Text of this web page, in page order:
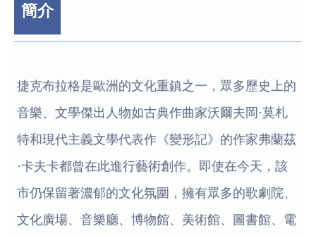
簡介
捷克布拉格是歐洲的文化重鎮之一，眾多歷史上的
音樂、文學傑出人物如古典作曲家沃爾夫岡·莫札
特和現代主義文學代表作《變形記》的作家弗蘭茲
·卡夫卡都曾在此進行藝術創作。即使在今天，該
市仍保留著濃郁的文化氛圍，擁有眾多的歌劇院、
文化廣場、音樂廳、博物館、美術館、圖書館、電